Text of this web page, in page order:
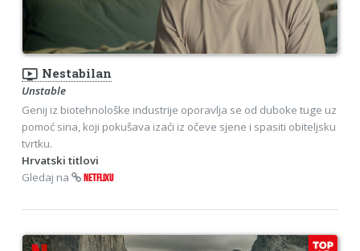
ondemand_video Nestabilan
Unstable
Genij iz biotehnološke industrije oporavlja se od duboke tuge uz
pomoć sina, koji pokušava izaći iz očeve sjene i spasiti obiteljsku
tvrtku.
Hrvatski titlovi
Gledaj na
NETFLIXU